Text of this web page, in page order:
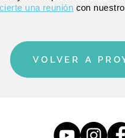
una reunión con
VOLVER A